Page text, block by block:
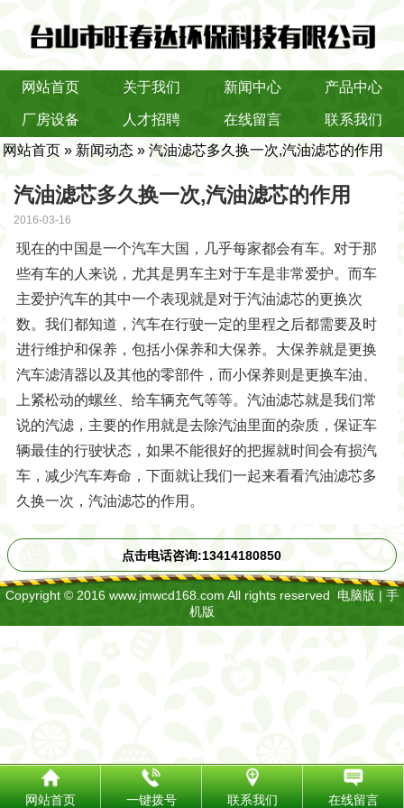
网站首页 关于我们 新闻中心 产品中心
厂房设备 人才招聘 在线留言
联系我们
网站首页 » 新闻动态 » 汽油滤芯多久换一次,汽油滤芯的作用
汽油滤芯多久换一次,汽油滤芯的作用
2016-03-16
现在的中国是一个汽车大国，几乎每家都会有车。对于那
些有车的人来说，尤其是男车主对于车是非常爱护。而车
主爱护汽车的其中一个表现就是对于汽油滤芯的更换次
数。我们都知道，汽车在行驶一定的里程之后都需要及时
进行维护和保养，包括小保养和大保养。大保养就是更换
汽车滤清器以及其他的零部件，而小保养则是更换车油、
上紧松动的螺丝、给车辆充气等等。汽油滤芯就是我们常
说的汽滤，主要的作用就是去除汽油里面的杂质，保证车
辆最佳的行驶状态，如果不能很好的把握就时间会有损汽
车，减少汽车寿命，下面就让我们一起来看看汽油滤芯多
久换一次，汽油滤芯的作用。
点击电话咨询:13414180850
Copyright © 2016 www.jmwcd168.com All rights reserved 电脑版 | 手
机版
网站首页 一键拨号 联系我们 在线留言